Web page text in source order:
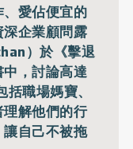
愛佔便宜的
企業顧問露
）於《擊退
，討論高達
職場媽寶、
解他們的行
自己不被拖